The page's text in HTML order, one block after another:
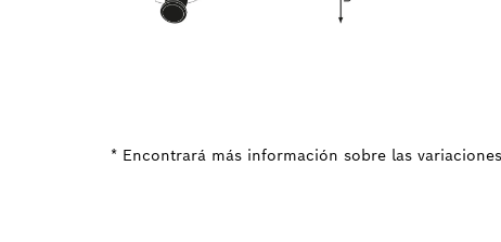
* Encontrará más información sobre las